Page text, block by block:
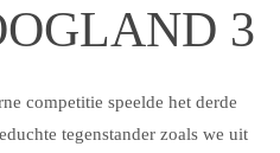
3
competitie speelde het derde
tegenstander zoals we uit